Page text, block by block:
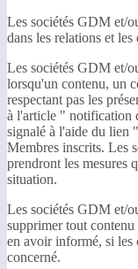
Les sociétés GDM et/
dans les relations et les
Les sociétés GDM et/
lorsqu'un contenu, un
respectant pas les
à l'article " notification
signalé à l'aide du lien
Membres inscrits. Les
prendront les mesures
situation.
Les sociétés GDM et/
supprimer tout contenu
en avoir informé, si
concerné.